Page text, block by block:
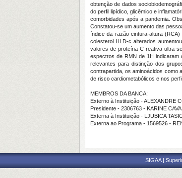
obtenção de dados
do perfil lipídico, glicêmico e
comorbidades após a pandemia.
Constatou-se um aumento das
índice da razão cintura-altura
colesterol HLD-c alterados
valores de proteína C reativa ultra-
espectros de RMN de 1H indicaram
relevantes para distinção dos
contrapartida, os aminoácidos como
de risco cardiometabólicos e nos
MEMBROS DA BANCA:
Externo à Instituição - ALEXANDRE
Presidente - 2306763 - KARINE
Externa à Instituição - LJUBICA
Externa ao Programa - 1569526 -
SIGAA |